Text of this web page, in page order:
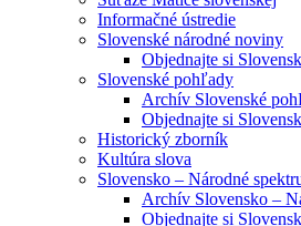
Informačné ústredie
Slovenské národné noviny
Objednajte si
Slovenské pohľady
Archív Slovenské
Objednajte si
Historický zborník
Kultúra slova
Slovensko – Národné
Archív Slovensko –
Objednajte si